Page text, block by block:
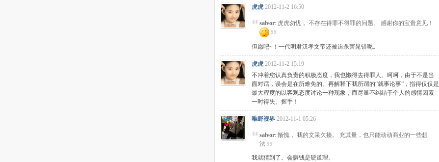
虎虎 2012-11-2 16:50
salvor: 虎虎勿忧， 不存在得罪不得罪的问题。 感谢你的宝贵意见！
但愿吧~！一代明君汉孝文帝还被迫杀害晁错呢。
虎虎 2012-11-2 15:19
不冲着您认真负责的积极态度，我也懒得去得罪人。呵呵，由于不是当
面对话，误会是在所难免的。再解释下我所谓的“就事论事”，指得仅仅是
最大程度的以客观态度讨论一种现象，而尽量不纠结于个人的感情因素
一时得失。握手！
唯野视界 2012-11-1 05:26
salvor: 惭愧， 我的文采欠揍。 充其量，也只能动动商业的一些想
法
我就猜到了。会赚钱是硬道理。